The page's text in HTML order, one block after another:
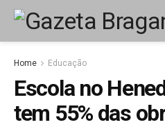
Home Educação
Escola no
tem 55% das